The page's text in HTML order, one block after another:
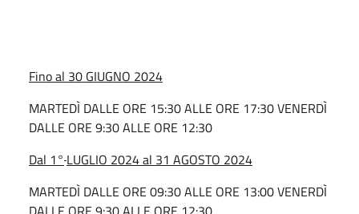
Fino al 30 GIUGNO 2024
MARTEDÌ DALLE ORE 15:30 ALLE ORE 17:30 VENERDÌ
DALLE ORE 9:30 ALLE ORE 12:30
Dal 1° LUGLIO 2024 al 31 AGOSTO 2024
MARTEDÌ DALLE ORE 09:30 ALLE ORE 13:00 VENERDÌ